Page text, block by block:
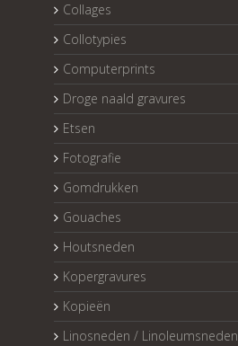
Collages
Collotypies
Computerprints
Droge naald gravures
Etsen
Fotografie
Gomdrukken
Gouaches
Houtsneden
Kopergravures
Kopieën
Linosneden / Linoleumsneden